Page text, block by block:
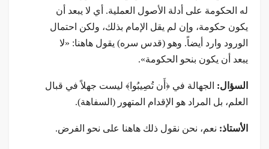
له الحكومة على أدلة الأصول العملية. أي لا يبعد أن
يكون حكومة، وإن لم يقل الإمام بذلك، ولكن احتمال
الورود وارد أيضاً. وهو (قدس سره) يقول هاهنا: «لا
يبعد أن يكون بنحو الحكومة».
السؤال: الجهالة في ﴿أَن تُصِيبُوا﴾ ليست جهلاً في قبال
العلم، بل المراد هو الإقدام المتهور (السفاهة).
الأستاذ: نعم، نحن نقول ذلك هاهنا على نحو الفرض.